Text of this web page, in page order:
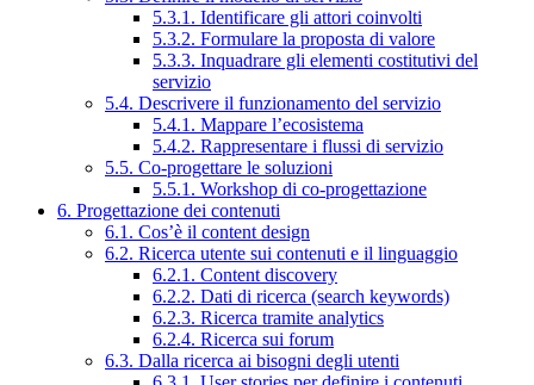
5.3.1. Identificare gli attori coinvolti
5.3.2. Formulare la proposta di valore
5.3.3. Inquadrare gli elementi costitutivi del
servizio
5.4. Descrivere il funzionamento del servizio
5.4.1. Mappare l’ecosistema
5.4.2. Rappresentare i flussi di servizio
5.5. Co-progettare le soluzioni
5.5.1. Workshop di co-progettazione
6. Progettazione dei contenuti
6.1. Cos’è il content design
6.2. Ricerca utente sui contenuti e il linguaggio
6.2.1. Content discovery
6.2.2. Dati di ricerca (search keywords)
6.2.3. Ricerca tramite analytics
6.2.4. Ricerca sui forum
6.3. Dalla ricerca ai bisogni degli utenti